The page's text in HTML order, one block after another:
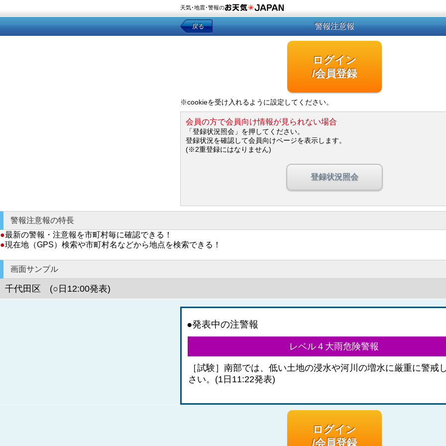
天気･地震･警報の
戻る 警報注意報
ログイン
/会員登録
※cookieを受け入れるように設定してください。
会員の方で会員向け情報が見られない場合
「登録状況照会」を押してください。
登録状況を確認して会員向けページを表示します。
(※2重登録にはなりません)
登録状況照会
警報注意報の特長
●最新の警報・注意報を市町村毎に確認できる！
●現在地（GPS）検索や市町村名などから地点を検索できる！
画面サンプル
千代田区 (○日12:00発表)
●発表中の注警報
レベル４大雨危険警報
［試験］南部では、低い土地の浸水や河川の増水に厳重に警戒
さい。(1日11:22発表)
ログイン
/会員登録